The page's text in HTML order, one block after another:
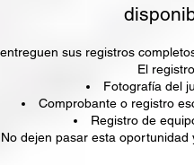
sus registros
El
Fotografía
Comprobante o registro
Registro de
dejen pasar esta